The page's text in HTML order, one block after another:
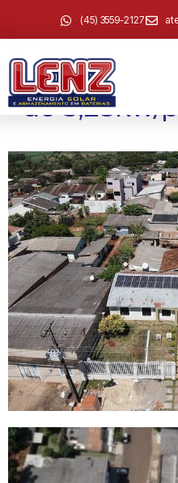
(45) 3559-2127
Nelma de
Vera Cruz
de 3,28kw/p